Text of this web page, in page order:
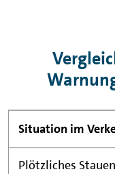
Situation im
Plötzliches